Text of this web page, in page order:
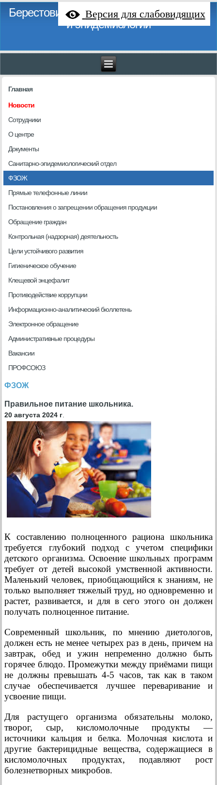
Версия для слабовидящих
Берестовицкий районный центр гигиены
и эпидемиологии
Главная
Новости
Сотрудники
О центре
Документы
Санитарно-эпидемиологический отдел
ФЗОЖ
Прямые телефонные линии
Постановления о запрещении обращения продукции
Обращение граждан
Контрольная (надзорная) деятельность
Цели устойчивого развития
Гигиеническое обучение
Клещевой энцефалит
Противодействие коррупции
Информационно-аналитический бюллетень
Электронное обращение
Административные процедуры
Вакансии
ПРОФСОЮЗ
ФЗОЖ
Правильное питание школьника.
20 августа 2024 г.
К составлению полноценного рациона школьника
требуется глубокий подход с учетом специфики
детского организма. Освоение школьных программ
требует от детей высокой умственной активности.
Маленький человек, приобщающийся к знаниям, не
только выполняет тяжелый труд, но одновременно и
растет, развивается, и для в сего этого он должен
получать полноценное питание.
Современный школьник, по мнению диетологов,
должен есть не менее четырех раз в день, причем на
завтрак, обед и ужин непременно должно быть
горячее блюдо. Промежутки между приёмами пищи
не должны превышать 4-5 часов, так как в таком
случае обеспечивается лучшее переваривание и
усвоение пищи.
Для растущего организма обязательны молоко,
творог, сыр, кисломолочные продукты —
источники кальция и белка. Молочная кислота и
другие бактерицидные вещества, содержащиеся в
кисломолочных продуктах, подавляют рост
болезнетворных микробов.